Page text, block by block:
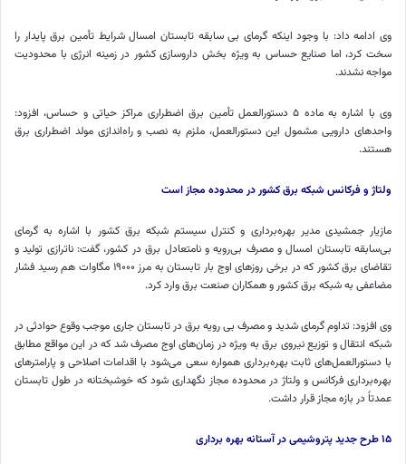
وی ادامه داد: با وجود اینکه گرمای بی سابقه تابستان امسال شرایط تأمین برق پایدار را
سخت کرد، اما صنایع حساس به ویژه بخش داروسازی کشور در زمینه انرژی با محدودیت
مواجه نشدند.
وی با اشاره به ماده ۵ دستورالعمل تأمین برق اضطراری مراکز حیاتی و حساس، افزود:
واحدهای دارویی مشمول این دستورالعمل، ملزم به نصب و راه‌اندازی مولد اضطراری برق
هستند.
ولتاژ و فرکانس شبکه برق کشور در محدوده مجاز است
مازیار جمشیدی مدیر بهره‌برداری و کنترل سیستم شبکه برق کشور با اشاره به گرمای
بی‌سابقه تابستان امسال و مصرف بی‌رویه و نامتعادل برق در کشور، گفت:ناترازی تولید و
تقاضای برق کشور که در برخی روزهای اوج بار تابستان به مرز ۱۹۰۰۰ مگاوات هم رسید فشار
مضاعفی به شبکه برق کشور و همکاران صنعت برق وارد کرد.
وی افزود: تداوم گرمای شدید و مصرف بی رویه برق در تابستان جاری موجب وقوع حوادثی در
شبکه انتقال و توزیع نیروی برق به ویژه در زمان‌های اوج مصرف شد که در این مواقع مطابق
با دستورالعمل‌های ثابت بهره‌برداری همواره سعی می‌شود با اقدامات اصلاحی و پارامترهای
بهره‌برداری فرکانس و ولتاژ در محدوده مجاز نگهداری شود که خوشبختانه در طول تابستان
عمدتاً در بازه مجاز قرار داشت.
۱۵طرح جدید پتروشیمی در آستانه بهره برداری